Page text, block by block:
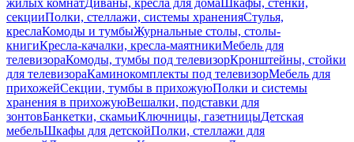
жилых комнатДиваны, кресла для домаШкафы, стенки,
секцииПолки, стеллажи, системы храненияСтулья,
креслаКомоды и тумбыЖурнальные столы, столы-
книгиКресла-качалки, кресла-маятникиМебель для
телевизораКомоды, тумбы под телевизорКронштейны, стойки
для телевизораКаминокомплекты под телевизорМебель для
прихожейСекции, тумбы в прихожуюПолки и системы
хранения в прихожуюВешалки, подставки для
зонтовБанкетки, скамьиКлючницы, газетницыДетская
мебельШкафы для детскойПолки, стеллажи для